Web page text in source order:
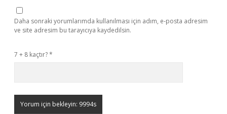
Daha sonraki yorumlarımda kullanılması için adım, e-posta adresim
ve site adresim bu tarayıcıya kaydedilsin.
7 + 8 kaçtır?*